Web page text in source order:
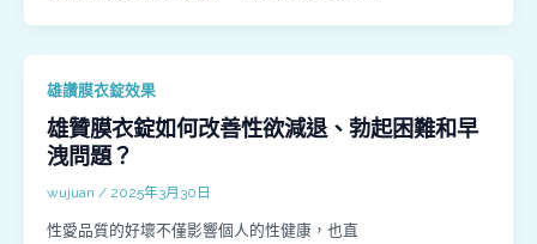
雄讚膜衣錠效果
雄贊膜衣錠如何改善性欲減退、勃起困難和早
洩問題？
wujuan / 2025年3月30日
性愛品質的好壞不僅影響個人的性健康，也直